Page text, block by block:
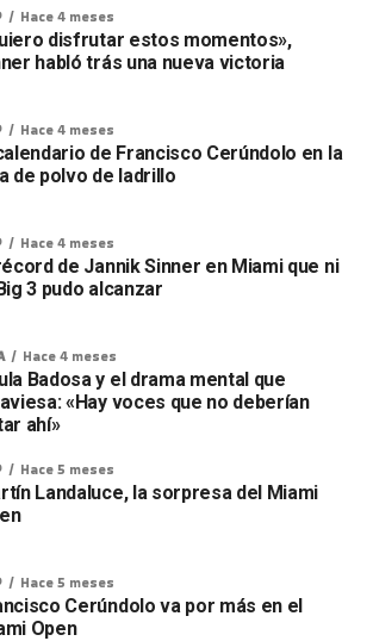
Hace 4 meses
disfrutar estos momentos»,
habló trás una nueva victoria
Hace 4 meses
de Francisco Cerúndolo en la
de polvo de ladrillo
Hace 4 meses
de Jannik Sinner en Miami que ni
3 pudo alcanzar
Hace 4 meses
Badosa y el drama mental que
«Hay voces que no deberían
ahí»
Hace 5 meses
Landaluce, la sorpresa del Miami
Hace 5 meses
Cerúndolo va por más en el
Open